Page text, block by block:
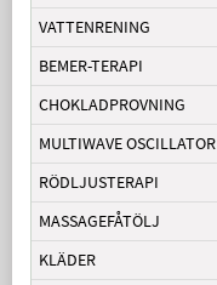
VATTENRENING
BEMER-TERAPI
CHOKLADPROVNING
MULTIWAVE OSCILLATOR
RÖDLJUSTERAPI
MASSAGEFÅTÖLJ
KLÄDER